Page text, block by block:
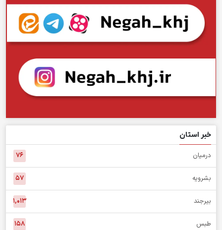
خبر استان
درمیان ۷۶
بشرویه ۵۷
بیرجند ۱,۰۱۳
طبس ۱۵۸